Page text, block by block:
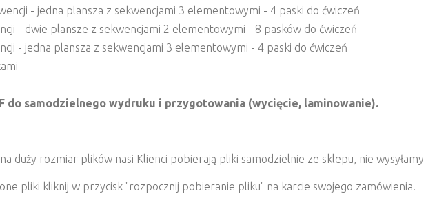
- jedna plansza z sekwencjami 3 elementowymi - 4 paski do ćwiczeń
- dwie plansze z sekwencjami 2 elementowymi - 8 pasków do ćwiczeń
- jedna plansza z sekwencjami 3 elementowymi - 4 paski do ćwiczeń
do samodzielnego wydruku i przygotowania (wycięcie, laminowanie).
duży rozmiar plików nasi Klienci pobierają pliki samodzielnie ze sklepu, nie
pliki kliknij w przycisk "rozpocznij pobieranie pliku" na karcie swojego zamówienia.